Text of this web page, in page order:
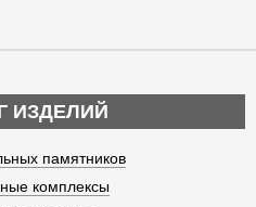
ИЗДЕЛИЙ
памятников
комплексы